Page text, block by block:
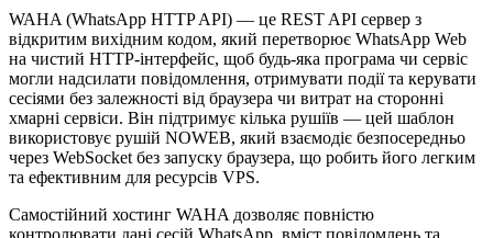
WAHA (WhatsApp HTTP API) — це REST API сервер з
відкритим вихідним кодом, який перетворює WhatsApp Web
на чистий HTTP-інтерфейс, щоб будь-яка програма чи сервіс
могли надсилати повідомлення, отримувати події та керувати
сесіями без залежності від браузера чи витрат на сторонні
хмарні сервіси. Він підтримує кілька рушіїв — цей шаблон
використовує рушій NOWEB, який взаємодіє безпосередньо
через WebSocket без запуску браузера, що робить його легким
та ефективним для ресурсів VPS.
Самостійний хостинг WAHA дозволяє повністю
контролювати дані сесій WhatsApp, вміст повідомлень та